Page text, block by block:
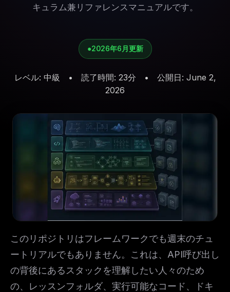
キュラム兼リファレンスマニュアルです。
●2026年6月更新
レベル: 中級 • 読了時間: 23分 • 公開日: June 2,
2026
このリポジトリはフレームワークでも週末のチュ
ートリアルでもありません。これは、API呼び出し
の背後にあるスタックを理解したい人々のため
の、レッスンフォルダ、実行可能なコード、ドキ